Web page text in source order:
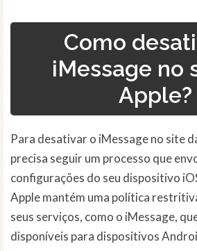
Como
iMessage no
Apple?
Para desativar o iMessage no site
precisa seguir um processo que
configurações do seu dispositivo
Apple mantém uma política
seus serviços, como o iMessage,
disponíveis para dispositivos